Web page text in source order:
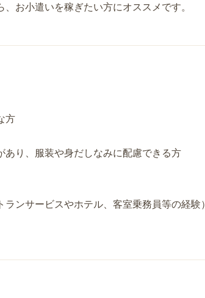
お小遣いを稼ぎたい方にオススメです。
方
あり、服装や身だしなみに配慮できる方
ンサービスやホテル、客室乗務員等の経験）